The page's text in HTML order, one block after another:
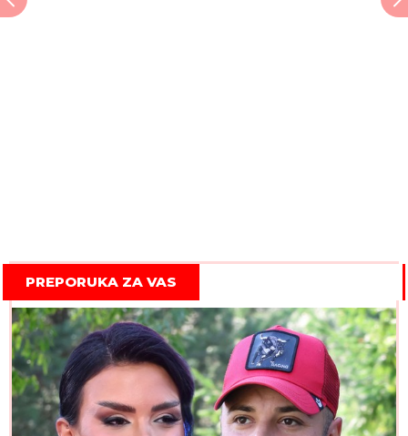
PREPORUKA ZA VAS